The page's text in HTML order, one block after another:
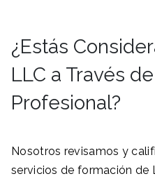
¿Estás
LLC a Través
Profesional?
Nosotros revisamos y
servicios de formación de